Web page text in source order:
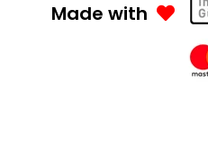
Made with